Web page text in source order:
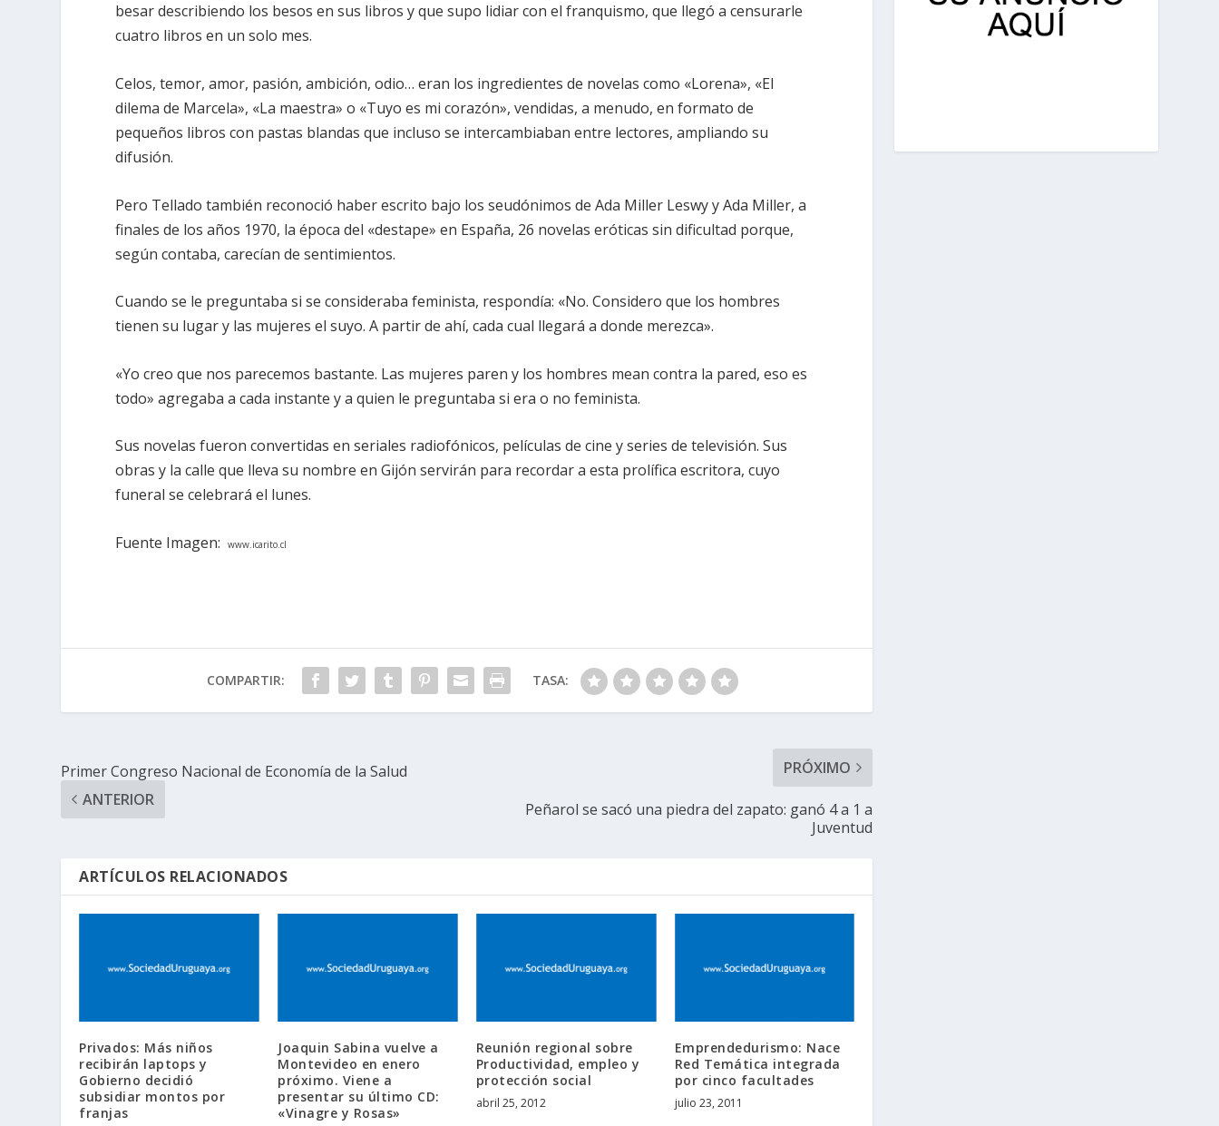
besar describiendo los besos en sus libros y que supo lidiar con el franquismo, que llegó a censurarle
cuatro libros en un solo mes.
Celos, temor, amor, pasión, ambición, odio… eran los ingredientes de novelas como «Lorena», «El
dilema de Marcela», «La maestra» o «Tuyo es mi corazón», vendidas, a menudo, en formato de
pequeños libros con pastas blandas que incluso se intercambiaban entre lectores, ampliando su
difusión.
Pero Tellado también reconoció haber escrito bajo los seudónimos de Ada Miller Leswy y Ada Miller, a
finales de los años 1970, la época del «destape» en España, 26 novelas eróticas sin dificultad porque,
según contaba, carecían de sentimientos.
Cuando se le preguntaba si se consideraba feminista, respondía: «No. Considero que los hombres
tienen su lugar y las mujeres el suyo. A partir de ahí, cada cual llegará a donde merezca».
«Yo creo que nos parecemos bastante. Las mujeres paren y los hombres mean contra la pared, eso es
todo» agregaba a cada instante y a quien le preguntaba si era o no feminista.
Sus novelas fueron convertidas en seriales radiofónicos, películas de cine y series de televisión. Sus
obras y la calle que lleva su nombre en Gijón servirán para recordar a esta prolífica escritora, cuyo
funeral se celebrará el lunes.
Fuente Imagen:www.icarito.cl
COMPARTIR: TASA:
Primer Congreso Nacional de Economía de la Salud
ANTERIOR
PRÓXIMO
Peñarol se sacó una piedra del zapato: ganó 4 a 1 a
Juventud
ARTÍCULOS RELACIONADOS
Privados: Más niños
recibirán laptops y
Gobierno decidió
subsidiar montos por
franjas
Joaquin Sabina vuelve a
Montevideo en enero
próximo. Viene a
presentar su último CD:
«Vinagre y Rosas»
Reunión regional sobre
Productividad, empleo y
protección social
abril 25, 2012
Emprendedurismo: Nace
Red Temática integrada
por cinco facultades
julio 23, 2011